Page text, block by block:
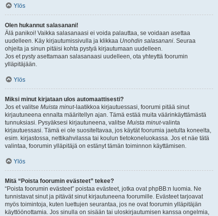
Ylös
Olen hukannut salasanani!
Älä panikoi! Vaikka salasanaasi ei voida palauttaa, se voidaan asettaa
uudelleen. Käy kirjautumissivulla ja klikkaa Unohdin salasanani. Seuraa
ohjeita ja sinun pitäisi kohta pystyä kirjautumaan uudelleen.
Jos et pysty asettamaan salasanaasi uudelleen, ota yhteyttä foorumin
ylläpitäjään.
Ylös
Miksi minut kirjataan ulos automaattisesti?
Jos et valitse Muista minut-laatikkoa kirjautuessasi, foorumi pitää sinut
kirjautuneena ennalta määritellyn ajan. Tämä estää muita väärinkäyttämästä
tunnuksiasi. Pysyäksesi kirjautuneena, valitse Muista minut-valinta
kirjautuessasi. Tämä ei ole suositeltavaa, jos käytät foorumia jaetulta koneelta,
esim. kirjastossa, nettikahvilassa tai koulun tietokoneluokassa. Jos et näe tätä
valintaa, foorumin ylläpitäjä on estänyt tämän toiminnon käyttämisen.
Ylös
Mitä “Poista foorumin evästeet” tekee?
“Poista foorumin evästeet” poistaa evästeet, jotka ovat phpBB:n luomia. Ne
tunnistavat sinut ja pitävät sinut kirjautuneena foorumille. Evästeet tarjoavat
myös toimintoja, kuten luettujen seurantaa, jos ne ovat foorumin ylläpitäjän
käyttöönottamia. Jos sinulla on sisään tai uloskirjautumisen kanssa ongelmia,